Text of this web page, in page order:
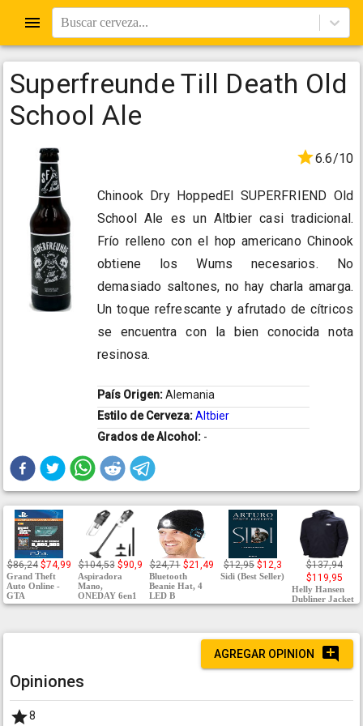
Buscar cerveza...
Superfreunde Till Death Old
School Ale
6.6/10
Chinook Dry HoppedEl SUPERFRIEND Old
School Ale es un Altbier casi tradicional.
Frío relleno con el hop americano Chinook
obtiene los Wums necesarios. No
demasiado saltones, no hay charla amarga.
Un toque refrescante y afrutado de cítricos
se encuentra con la bien conocida nota
resinosa.
País Origen:Alemania
Estilo de Cerveza:Altbier
Grados de Alcohol: -
$86,24 $74,99
Grand Theft
Auto Online -
GTA
$104,53 $90,9
Aspiradora
Mano,
ONEDAY 6en1
$24,71 $21,49
Bluetooth
Beanie Hat, 4
LED B
$12,95 $12,3
Sidi (Best Seller)
$137,94
$119,95
Helly Hansen
Dubliner Jacket
AGREGAR OPINION
Opiniones
8